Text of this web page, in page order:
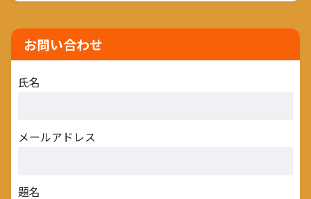
お問い合わせ
氏名
メールアドレス
題名